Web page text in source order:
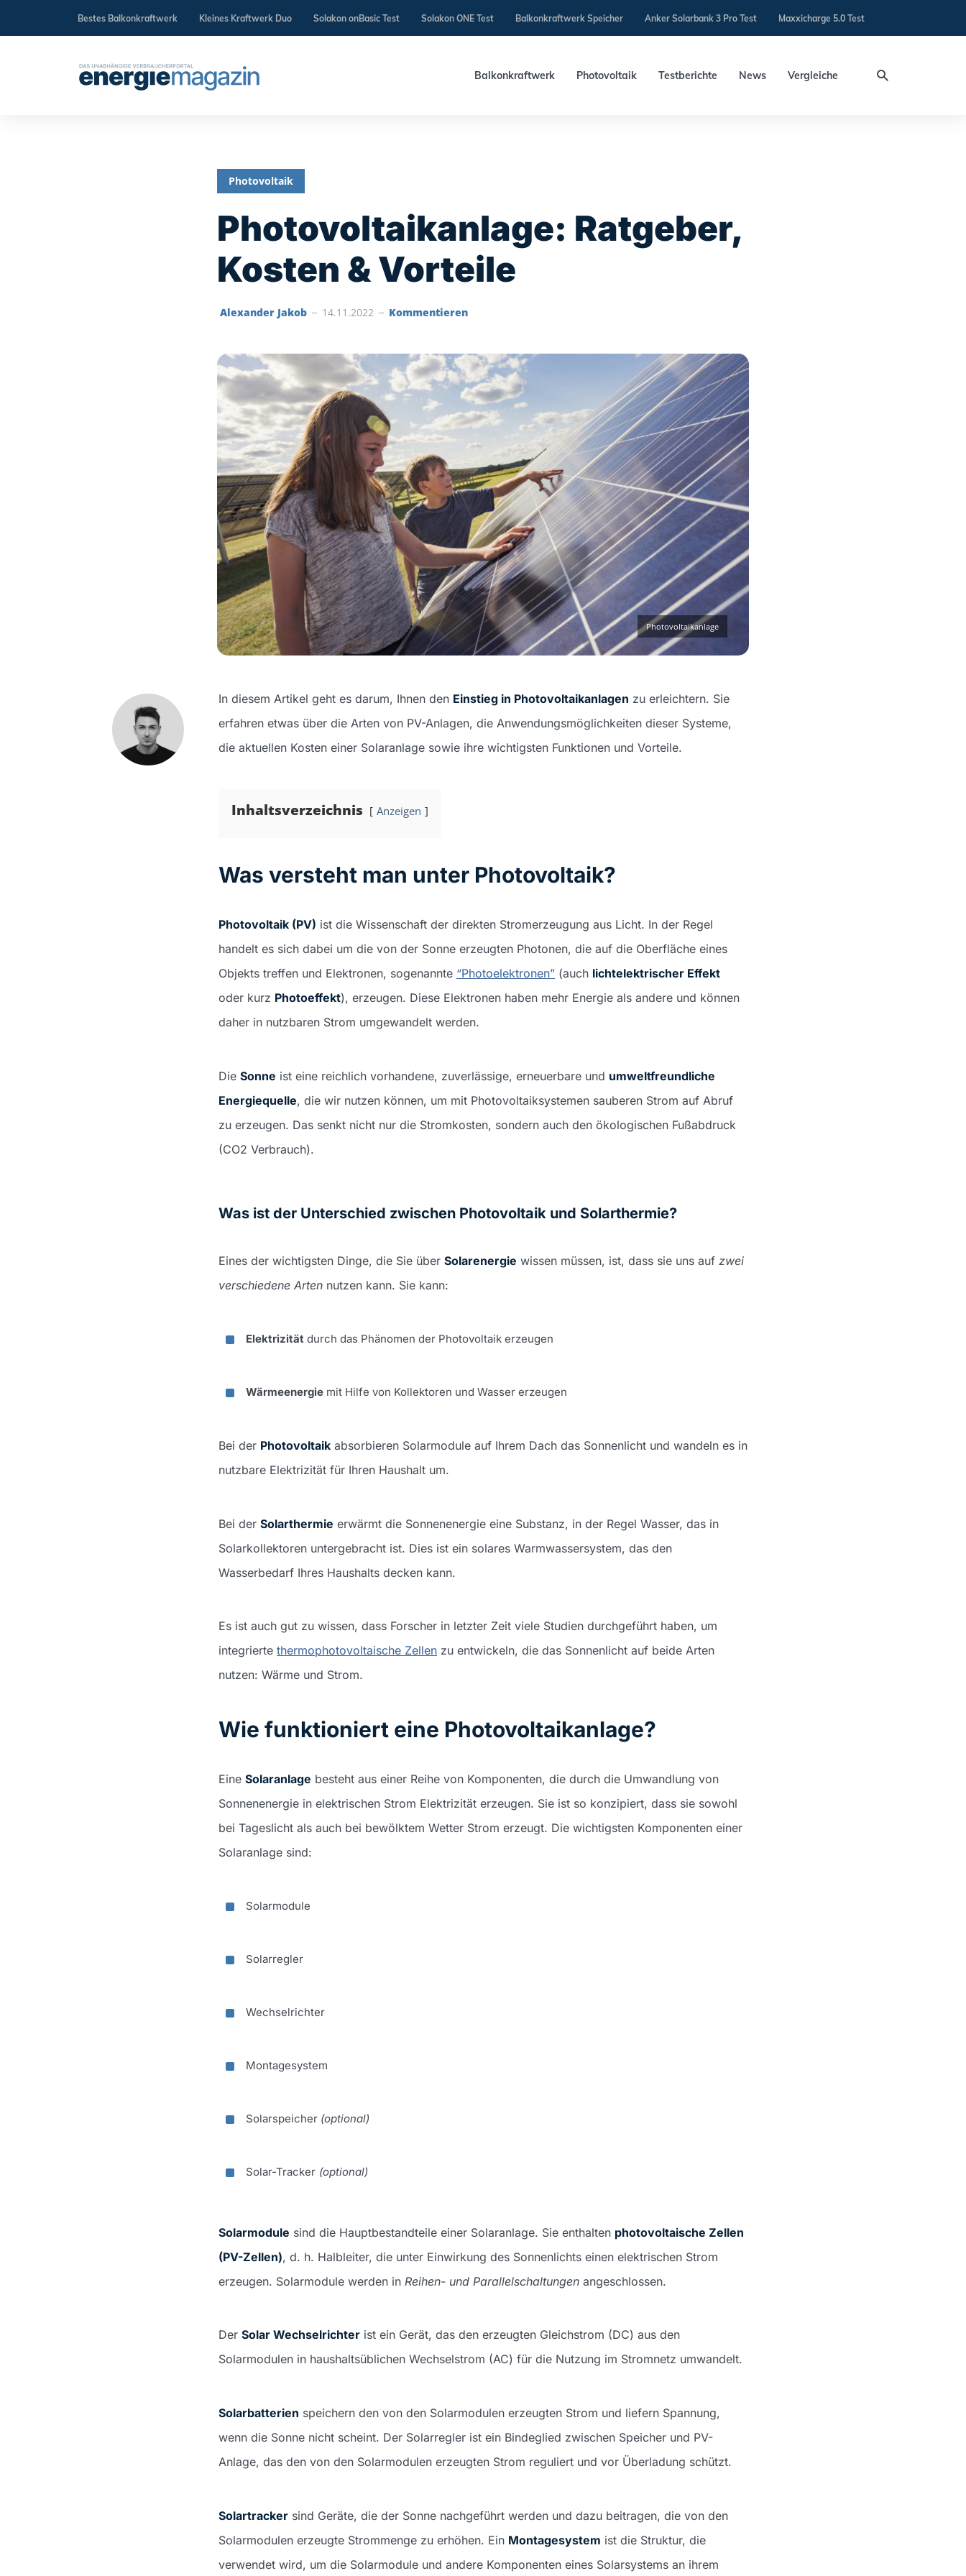
Bestes Balkonkraftwerk Kleines Kraftwerk Duo Solakon onBasic Test Solakon ONE Test Balkonkraftwerk Speicher Anker Solarbank 3 Pro Test Maxxicharge 5.0 Test
Balkonkraftwerk Photovoltaik Testberichte News Vergleiche
Photovoltaik
Photovoltaikanlage: Ratgeber,
Kosten & Vorteile
Alexander Jakob 14.11.2022 Kommentieren
Photovoltaikanlage
In diesem Artikel geht es darum, Ihnen den Einstieg in Photovoltaikanlagen zu erleichtern. Sie
erfahren etwas über die Arten von PV-Anlagen, die Anwendungsmöglichkeiten dieser Systeme,
die aktuellen Kosten einer Solaranlage sowie ihre wichtigsten Funktionen und Vorteile.
Inhaltsverzeichnis Anzeigen
Was versteht man unter Photovoltaik?
Photovoltaik (PV) ist die Wissenschaft der direkten Stromerzeugung aus Licht. In der Regel
handelt es sich dabei um die von der Sonne erzeugten Photonen, die auf die Oberfläche eines
Objekts treffen und Elektronen, sogenannte “Photoelektronen” (auch lichtelektrischer Effekt
oder kurz Photoeffekt), erzeugen. Diese Elektronen haben mehr Energie als andere und können
daher in nutzbaren Strom umgewandelt werden.
Die Sonne ist eine reichlich vorhandene, zuverlässige, erneuerbare und umweltfreundliche
Energiequelle, die wir nutzen können, um mit Photovoltaiksystemen sauberen Strom auf Abruf
zu erzeugen. Das senkt nicht nur die Stromkosten, sondern auch den ökologischen Fußabdruck
(CO2 Verbrauch).
Was ist der Unterschied zwischen Photovoltaik und Solarthermie?
Eines der wichtigsten Dinge, die Sie über Solarenergie wissen müssen, ist, dass sie uns auf zwei
verschiedene Arten nutzen kann. Sie kann:
Elektrizität durch das Phänomen der Photovoltaik erzeugen
Wärmeenergiemit Hilfe von Kollektoren und Wasser erzeugen
Bei der Photovoltaik absorbieren Solarmodule auf Ihrem Dach das Sonnenlicht und wandeln es in
nutzbare Elektrizität für Ihren Haushalt um.
Bei der Solarthermie erwärmt die Sonnenenergie eine Substanz, in der Regel Wasser, das in
Solarkollektoren untergebracht ist. Dies ist ein solares Warmwassersystem, das den
Wasserbedarf Ihres Haushalts decken kann.
Es ist auch gut zu wissen, dass Forscher in letzter Zeit viele Studien durchgeführt haben, um
integrierte thermophotovoltaische Zellen zu entwickeln, die das Sonnenlicht auf beide Arten
nutzen: Wärme und Strom.
Wie funktioniert eine Photovoltaikanlage?
Eine Solaranlage besteht aus einer Reihe von Komponenten, die durch die Umwandlung von
Sonnenenergie in elektrischen Strom Elektrizität erzeugen. Sie ist so konzipiert, dass sie sowohl
bei Tageslicht als auch bei bewölktem Wetter Strom erzeugt. Die wichtigsten Komponenten einer
Solaranlage sind:
Solarmodule
Solarregler
Wechselrichter
Montagesystem
Solarspeicher (optional)
Solar-Tracker (optional)
Solarmodule sind die Hauptbestandteile einer Solaranlage. Sie enthalten photovoltaische Zellen
(PV-Zellen), d. h. Halbleiter, die unter Einwirkung des Sonnenlichts einen elektrischen Strom
erzeugen. Solarmodule werden in Reihen- und Parallelschaltungen angeschlossen.
Der Solar Wechselrichter ist ein Gerät, das den erzeugten Gleichstrom (DC) aus den
Solarmodulen in haushaltsüblichen Wechselstrom (AC) für die Nutzung im Stromnetz umwandelt.
Solarbatterien speichern den von den Solarmodulen erzeugten Strom und liefern Spannung,
wenn die Sonne nicht scheint. Der Solarregler ist ein Bindeglied zwischen Speicher und PV-
Anlage, das den von den Solarmodulen erzeugten Strom reguliert und vor Überladung schützt.
Solartracker sind Geräte, die der Sonne nachgeführt werden und dazu beitragen, die von den
Solarmodulen erzeugte Strommenge zu erhöhen. Ein Montagesystem ist die Struktur, die
verwendet wird, um die Solarmodule und andere Komponenten eines Solarsystems an ihrem